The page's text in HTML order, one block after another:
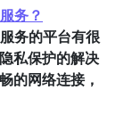
务？
务的平台有很
私保护的解决
的网络连接，